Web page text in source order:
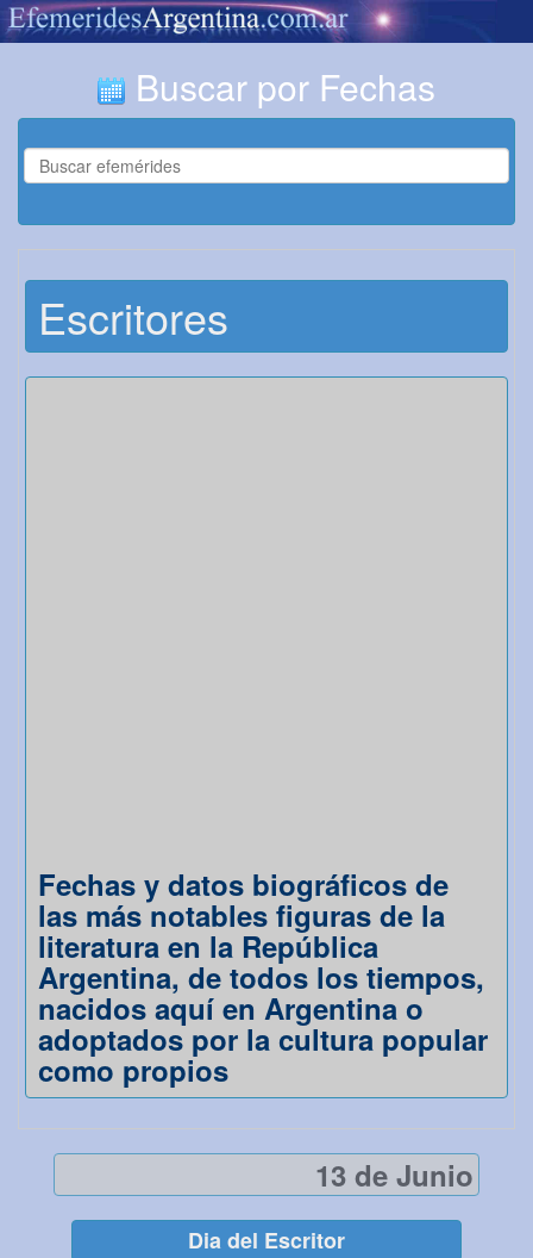
Buscar por Fechas
Escritores
Fechas y datos biográficos de
las más notables figuras de la
literatura en la República
Argentina, de todos los tiempos,
nacidos aquí en Argentina o
adoptados por la cultura popular
como propios
13 de Junio
Dia del Escritor